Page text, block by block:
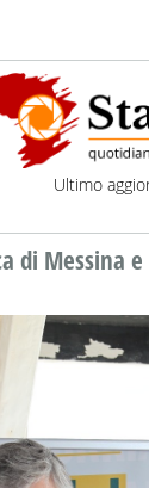
Ultimo
di Messina